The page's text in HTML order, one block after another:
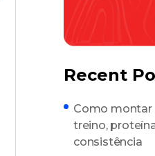
Recent
Como montar
treino,
consistência